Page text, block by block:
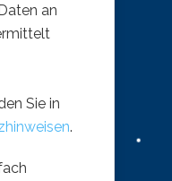
an
Sie in
.